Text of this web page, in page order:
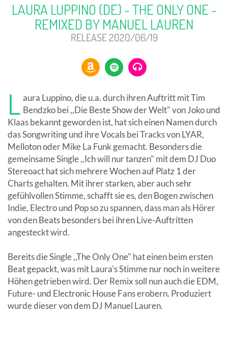
LAURA LUPPINO (DE) - THE ONLY ONE -
REMIXED BY MANUEL LAUREN
RELEASE 2020/06/19
L aura Luppino, die u.a. durch ihren Auftritt mit Tim
Bendzko bei ,,Die Beste Show der Welt" von Joko und
Klaas bekannt geworden ist, hat sich einen Namen durch
das Songwriting und ihre Vocals bei Tracks von LYAR,
Melloton oder Mike La Funk gemacht. Besonders die
gemeinsame Single ,,Ich will nur tanzen" mit dem DJ Duo
Stereoact hat sich mehrere Wochen auf Platz 1 der
Charts gehalten. Mit ihrer starken, aber auch sehr
gefühlvollen Stimme, schafft sie es, den Bogen zwischen
Indie, Electro und Pop so zu spannen, dass man als Hörer
von den Beats besonders bei ihren Live-Auftritten
angesteckt wird.
Bereits die Single ,,The Only One" hat einen beim ersten
Beat gepackt, was mit Laura's Stimme nur noch in weitere
Höhen getrieben wird. Der Remix soll nun auch die EDM,
Future- und Electronic House Fans erobern. Produziert
wurde dieser von dem DJ Manuel Lauren.